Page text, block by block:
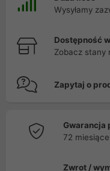
Wysyłamy
Dostępność
Zobacz stany
Zapytaj o
Gwarancja
72 miesiące
Zwrot /